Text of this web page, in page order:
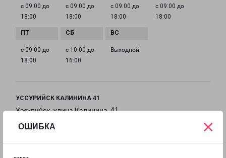
ОШИБКА ×
с 09:00 до
18:00
с 09:00 до
18:00
с 09:00 до
18:00
с 09:00 до
18:00
с 09:00 до
18:00
с 10:00 до
16:00
Выходной
УССУРИЙСК КАЛИНИНА 41
Уссурийск, улица Калинина, 41